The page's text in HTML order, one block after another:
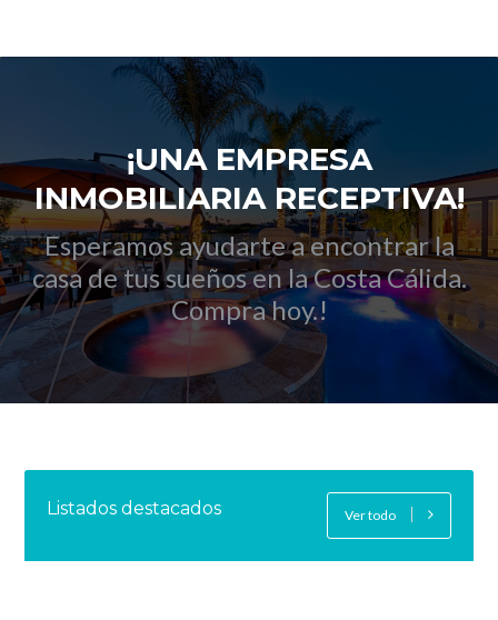
¡UNA EMPRESA
INMOBILIARIA RECEPTIVA!
Esperamos ayudarte a encontrar la
casa de tus sueños en la Costa Cálida.
Compra hoy.!
Listados destacados Ver todo